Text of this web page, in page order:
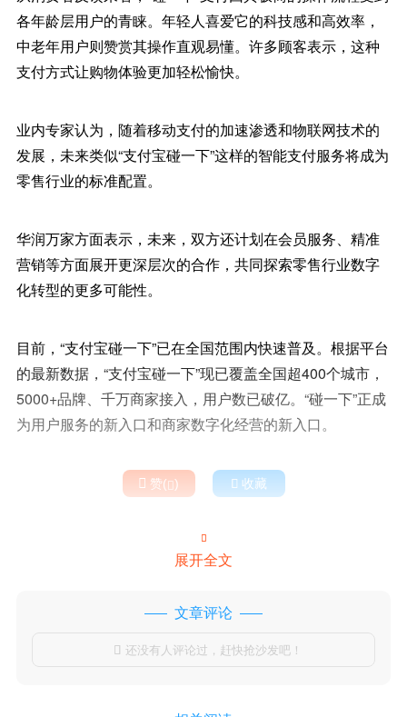
各年龄层用户的青睐。年轻人喜爱它的科技感和高效率，
中老年用户则赞赏其操作直观易懂。许多顾客表示，这种
支付方式让购物体验更加轻松愉快。
业内专家认为，随着移动支付的加速渗透和物联网技术的
发展，未来类似“支付宝碰一下”这样的智能支付服务将成为
零售行业的标准配置。
华润万家方面表示，未来，双方还计划在会员服务、精准
营销等方面展开更深层次的合作，共同探索零售行业数字
化转型的更多可能性。
目前，“支付宝碰一下”已在全国范围内快速普及。根据平台
的最新数据，“支付宝碰一下”现已覆盖全国超400个城市，
5000+品牌、千万商家接入，用户数已破亿。“碰一下”正成
为用户服务的新入口和商家数字化经营的新入口。
 赞()  收藏

展开全文
文章评论
 还没有人评论过，赶快抢沙发吧！